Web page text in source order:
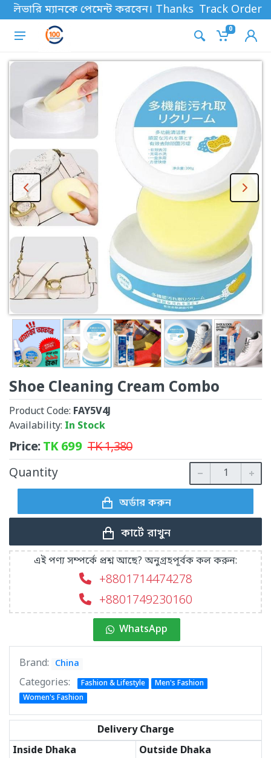
ম্যানকে পেমেন্ট করবেন। Thanks for shopping!
Track Order
0
Shoe Cleaning Cream Combo
Product Code: FAY5V4J
Availability: In Stock
Price:TK699 TK1,380
Quantity
অর্ডার করুন
কার্টে রাখুন
এই পণ্য সম্পর্কে প্রশ্ন আছে? অনুগ্রহপূর্বক কল করুন:
+8801714474278
+8801749230160
WhatsApp
Brand: China
Categories: Fashion & Lifestyle
Men's Fashion
Women's Fashion
Delivery Charge
Inside Dhaka
Outside Dhaka